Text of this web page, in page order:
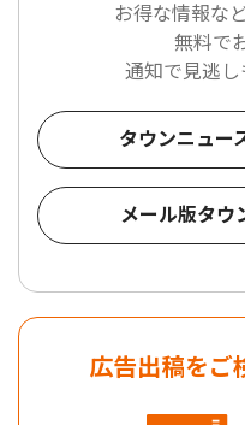
お得な情報な
無料で
通知で見逃し
タウンニュー
メール版タウ
広告出稿をご